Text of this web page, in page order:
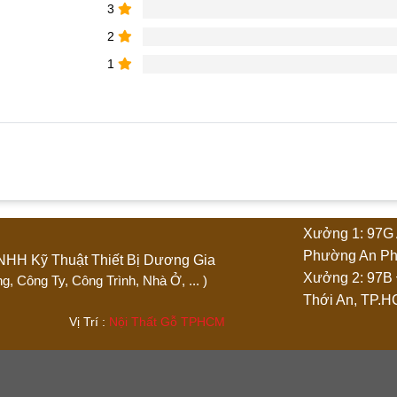
3
2
1
“Tủ quần áo kèm bàn phấn TQA091”
TNHH Kỹ Thuật Thiết Bị Dương Gia
Công Ty, Công Trình, Nhà Ở, ... )
Vị Trí : Nội Thất Gỗ TPHCM
Xưởng 1:
Phường An
Xưởng 2:
Thới An,